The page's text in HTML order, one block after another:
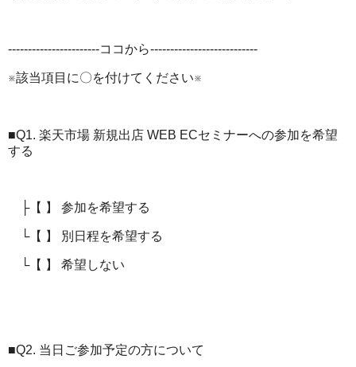
-----------------------ココから---------------------------
※該当項目に〇を付けてください※
■Q1. 楽天市場 新規出店 WEB ECセミナーへの参加を希望
する
├【 】 参加を希望する
└【 】 別日程を希望する
└【 】 希望しない
■Q2. 当日ご参加予定の方について